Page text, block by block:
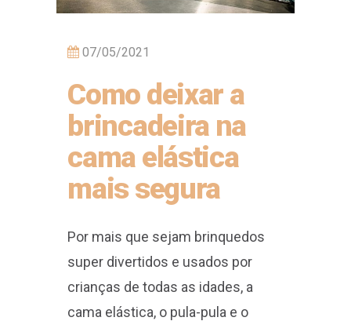
07/05/2021
Como deixar a
brincadeira na
cama elástica
mais segura
Por mais que sejam brinquedos
super divertidos e usados por
crianças de todas as idades, a
cama elástica, o pula-pula e o